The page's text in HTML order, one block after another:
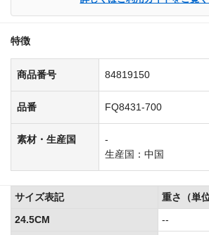
特徴
商品番号 84819150
品番 FQ8431-700
素材・生産国
-
生産国：中国
サイズ表記
重さ（単位
24.5CM
--